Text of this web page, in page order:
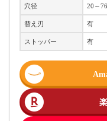
穴径 20～
替え刃 有
ストッパー 有